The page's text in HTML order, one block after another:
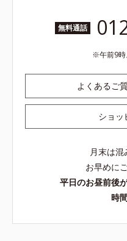
無料通話
午前9
よくあるご
ショッ
月末は
お早めに
平日のお昼前後
時